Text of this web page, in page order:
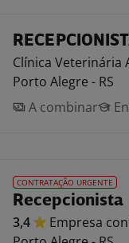
Clínica Veterinária
Porto Alegre - RS
A combinar
CONTRATAÇÃO URGENTE
Recepcionista
3,4 Empresa